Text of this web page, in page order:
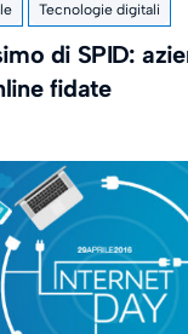
Tecnologie digitali
di SPID:
fidate